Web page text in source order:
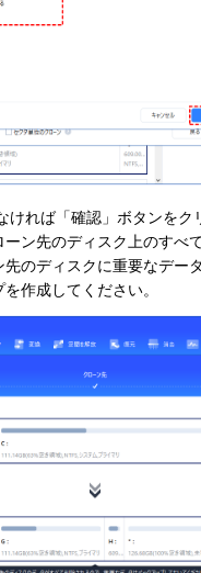
ければ「確認」ボタンをク
ーン先のディスク上のすべ
のディスクに重要なデー
作成してください。